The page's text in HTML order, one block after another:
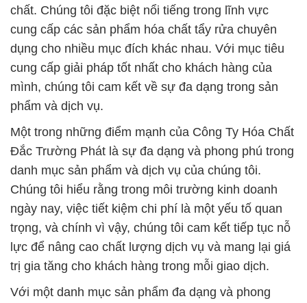
chất. Chúng tôi đặc biệt nổi tiếng trong lĩnh vực
cung cấp các sản phẩm hóa chất tẩy rửa chuyên
dụng cho nhiều mục đích khác nhau. Với mục tiêu
cung cấp giải pháp tốt nhất cho khách hàng của
mình, chúng tôi cam kết về sự đa dạng trong sản
phẩm và dịch vụ.
Một trong những điểm mạnh của Công Ty Hóa Chất
Đắc Trường Phát là sự đa dạng và phong phú trong
danh mục sản phẩm và dịch vụ của chúng tôi.
Chúng tôi hiểu rằng trong môi trường kinh doanh
ngày nay, việc tiết kiệm chi phí là một yếu tố quan
trọng, và chính vì vậy, chúng tôi cam kết tiếp tục nỗ
lực để nâng cao chất lượng dịch vụ và mang lại giá
trị gia tăng cho khách hàng trong mỗi giao dịch.
Với một danh mục sản phẩm đa dạng và phong